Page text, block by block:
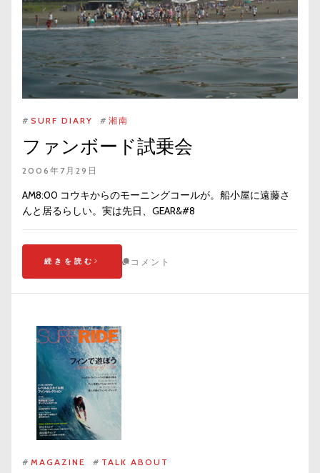
# SURF DIARY # 湘南
ファンボード試乗会
2006年7月29日
AM8:00 コウキからのモーニングコールが。船小屋に遠藤さ
んと居るらしい。実は先日、GEAR&#8
続きを読む コメント
# MAGAZINE # TALK ABOUT